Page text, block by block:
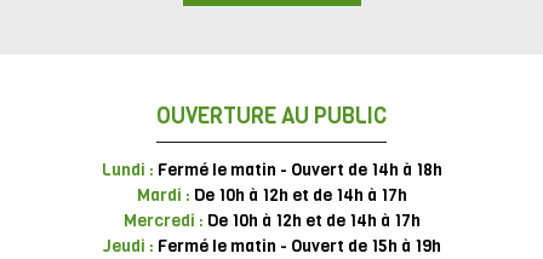
OUVERTURE AU PUBLIC
Lundi : Fermé le matin - Ouvert de 14h à 18h
Mardi : De 10h à 12h et de 14h à 17h
Mercredi : De 10h à 12h et de 14h à 17h
Jeudi : Fermé le matin - Ouvert de 15h à 19h